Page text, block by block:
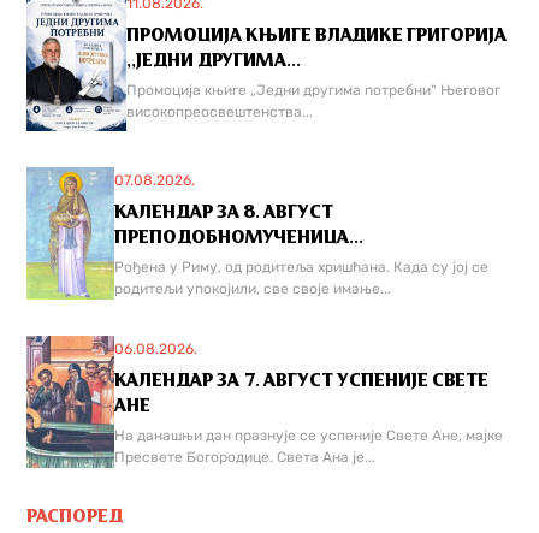
11.08.2026.
ПРОМОЦИЈА КЊИГЕ ВЛАДИКЕ ГРИГОРИЈА
,,ЈЕДНИ ДРУГИМА...
Промоција књиге „Једни другима потребни“ Његовог
високопреосвештенства...
07.08.2026.
КАЛЕНДАР ЗА 8. АВГУСТ
ПРЕПОДОБНОМУЧЕНИЦА...
Рођена у Риму, од родитеља хришћана. Када су јој се
родитељи упокојили, све своје имање...
06.08.2026.
КАЛЕНДАР ЗА 7. АВГУСТ УСПЕНИЈЕ СВЕТЕ
АНЕ
На данашњи дан празнује се успеније Свете Ане, мајке
Пресвете Богородице. Света Ана је...
РАСПОРЕД